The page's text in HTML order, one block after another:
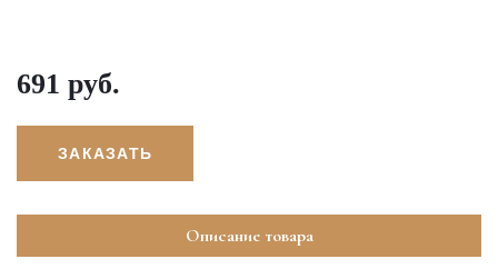
691 руб.
ЗАКАЗАТЬ
Описание товара